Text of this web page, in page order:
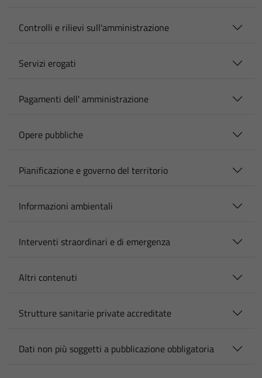
Controlli e rilievi sull'amministrazione
Servizi erogati
Pagamenti dell' amministrazione
Opere pubbliche
Pianificazione e governo del territorio
Informazioni ambientali
Interventi straordinari e di emergenza
Altri contenuti
Strutture sanitarie private accreditate
Dati non più soggetti a pubblicazione obbligatoria